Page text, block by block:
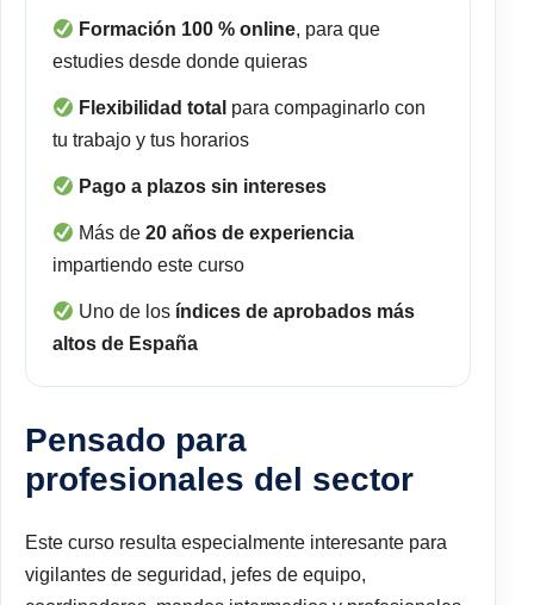
Formación 100 % online, para que
estudies desde donde quieras
Flexibilidad total para compaginarlo con
tu trabajo y tus horarios
Pago a plazos sin intereses
Más de20 años de experiencia
impartiendo este curso
Uno de los índices de aprobados más
altos de España
Pensado para
profesionales del sector
Este curso resulta especialmente interesante para
vigilantes de seguridad, jefes de equipo,